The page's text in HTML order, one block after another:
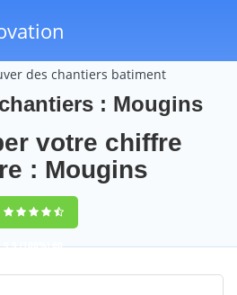
des chantiers batiment
: Mougins
votre chiffre
: Mougins
9,5(100%)60
votes